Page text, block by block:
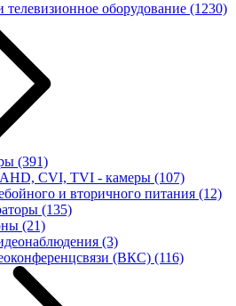
оборудование (1230)
(391)
CVI, TVI - камеры (107)
и вторичного питания (12)
(135)
(21)
(3)
(ВКС) (116)